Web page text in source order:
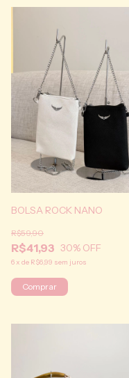
BOLSA ROCK NANO
R$41,93
R$59,90
30% OFF
6 x de R$6,99 sem juros
Comprar